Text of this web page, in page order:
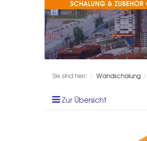
Sie sind hier: Wandschalung
Zur Übersicht